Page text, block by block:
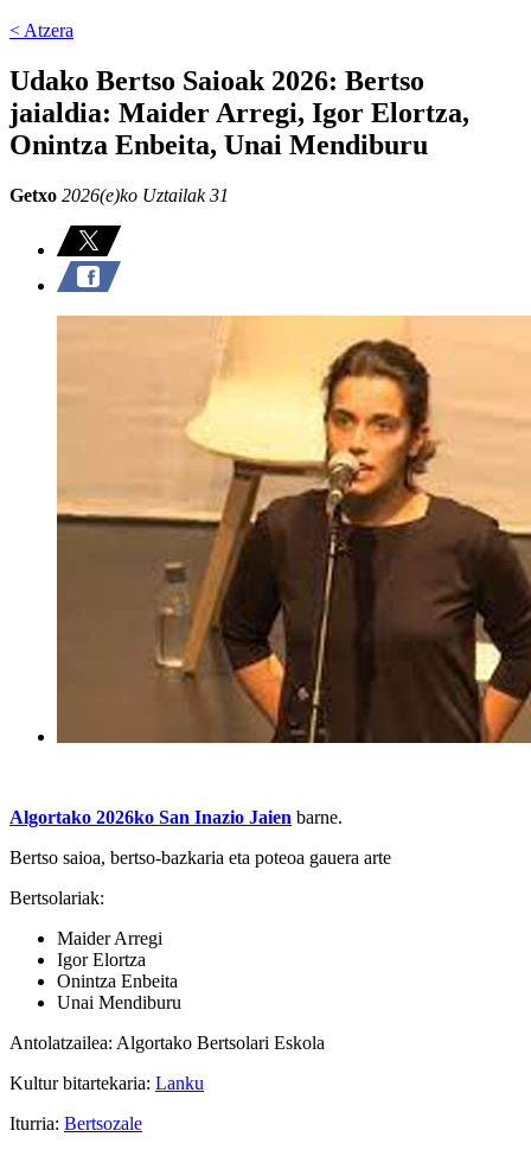
< Atzera
Udako Bertso Saioak 2026: Bertso
jaialdia: Maider Arregi, Igor Elortza,
Onintza Enbeita, Unai Mendiburu
Getxo 2026(e)ko Uztailak 31
Algortako 2026ko San Inazio Jaien barne.
Bertso saioa, bertso-bazkaria eta poteoa gauera arte
Bertsolariak:
Maider Arregi
Igor Elortza
Onintza Enbeita
Unai Mendiburu
Antolatzailea: Algortako Bertsolari Eskola
Kultur bitartekaria: Lanku
Iturria: Bertsozale